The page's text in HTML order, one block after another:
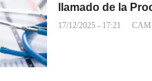
llamado de la
17/12/2025 - 17:21